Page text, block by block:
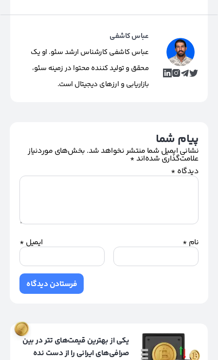
عباس کاشفی
عباس کاشفی کارشناس ارشد سئو. او یک
محقق و تولید کننده محتوا در زمینه سئو،
بازاریابی و ارزهای دیجیتال است.
پیام شما
نشانی ایمیل شما منتشر نخواهد شد. بخش‌های موردنیاز
علامت‌گذاری شده‌اند*
دیدگاه *
نام * ایمیل *
یکی از بهترین قیمت‌های تتر در بین
صرافی‌های ایرانی را از دست نده